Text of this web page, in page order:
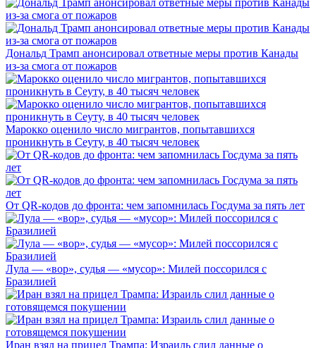
Дональд Трамп анонсировал ответные меры против Канады
из-за смога от пожаров
Марокко оценило число мигрантов, попытавшихся
проникнуть в Сеуту, в 40 тысяч человек
От QR-кодов до фронта: чем запомнилась Госдума за пять лет
Лула — «вор», судья — «мусор»: Милей поссорился с
Бразилией
Иран взял на прицел Трампа: Израиль слил данные о